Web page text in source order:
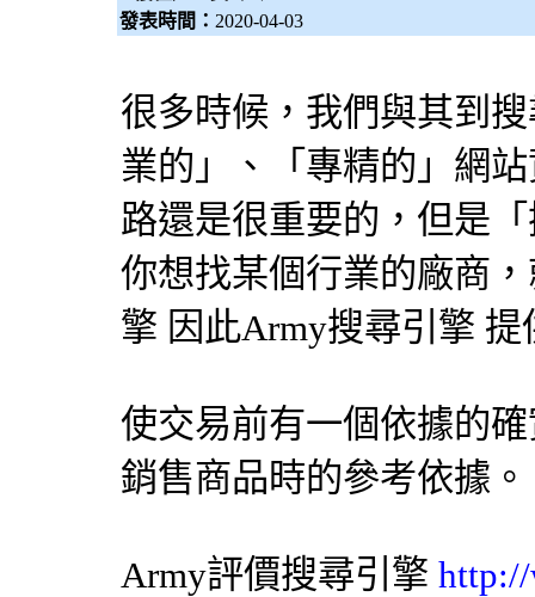
發表時間： 2020-04-03
很多時候，我們與其到
業的」、「專精的」網
路還是很重要的，但是
你想找某個行業的廠商
擎 因此Army搜尋引擎 提
使交易前有一個依據的
銷售商品時的參考依據。
Army評價搜尋引擎